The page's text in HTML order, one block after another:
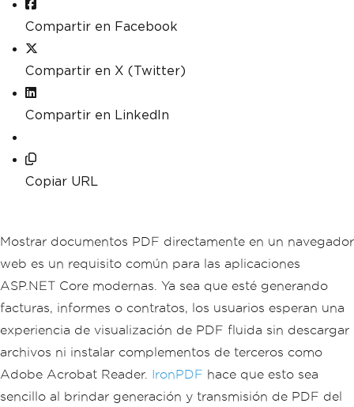
Compartir en Facebook
Compartir en X (Twitter)
Compartir en LinkedIn
Copiar URL
Mostrar documentos PDF directamente en un navegador
web es un requisito común para las aplicaciones
ASP.NET Core modernas. Ya sea que esté generando
facturas, informes o contratos, los usuarios esperan una
experiencia de visualización de PDF fluida sin descargar
archivos ni instalar complementos de terceros como
Adobe Acrobat Reader. IronPDF hace que esto sea
sencillo al brindar generación y transmisión de PDF del